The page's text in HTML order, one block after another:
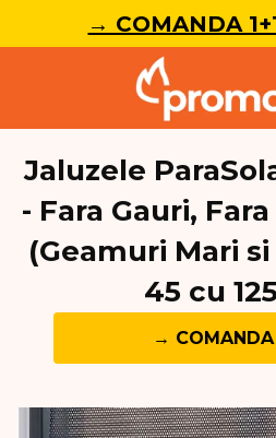
→ COMANDA
Jaluzele
- Fara Gauri,
(Geamuri Mari
45 cu
→ COMANDA